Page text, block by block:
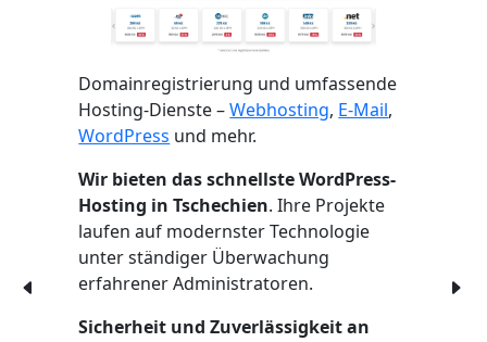
Domainregistrierung und umfassende
Hosting-Dienste –Webhosting, E-Mail,
WordPress und mehr.
Wir bieten das schnellste WordPress-
Hosting in Tschechien. Ihre Projekte
laufen auf modernster Technologie
unter ständiger Überwachung
erfahrener Administratoren.
Sicherheit und Zuverlässigkeit an